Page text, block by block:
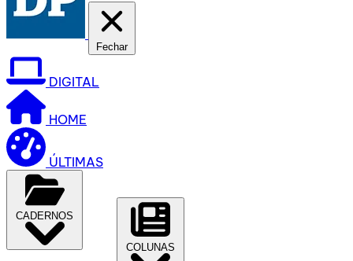
Fechar
DIGITAL
HOME
ÚLTIMAS
CADERNOS
COLUNAS